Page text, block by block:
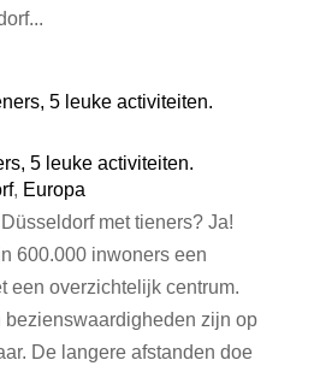
5 leuke activiteiten.
, Europa
met tieners? Ja!
600.000 inwoners een
een overzichtelijk centrum.
zijn op
De langere afstanden doe